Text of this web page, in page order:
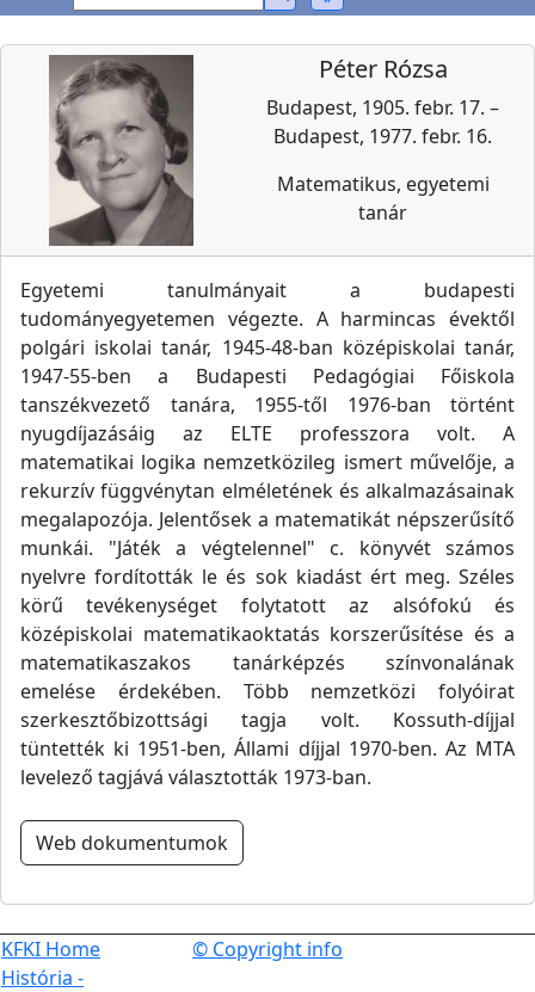
Péter Rózsa
Budapest, 1905. febr. 17. –
Budapest, 1977. febr. 16.
Matematikus, egyetemi
tanár
Egyetemi tanulmányait a budapesti
tudományegyetemen végezte. A harmincas évektől
polgári iskolai tanár, 1945-48-ban középiskolai tanár,
1947-55-ben a Budapesti Pedagógiai Főiskola
tanszékvezető tanára, 1955-től 1976-ban történt
nyugdíjazásáig az ELTE professzora volt. A
matematikai logika nemzetközileg ismert művelője, a
rekurzív függvénytan elméletének és alkalmazásainak
megalapozója. Jelentősek a matematikát népszerűsítő
munkái. "Játék a végtelennel" c. könyvét számos
nyelvre fordították le és sok kiadást ért meg. Széles
körű tevékenységet folytatott az alsófokú és
középiskolai matematikaoktatás korszerűsítése és a
matematikaszakos tanárképzés színvonalának
emelése érdekében. Több nemzetközi folyóirat
szerkesztőbizottsági tagja volt. Kossuth-díjjal
tüntették ki 1951-ben, Állami díjjal 1970-ben. Az MTA
levelező tagjává választották 1973-ban.
Web dokumentumok
KFKI Home
História -
© Copyright info